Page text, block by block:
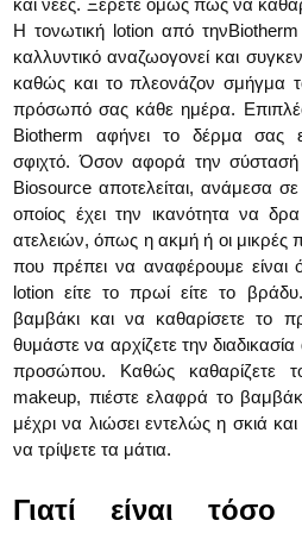
και νέες. Ξέρετε όμως πώς να
Η τονωτική lotion από
καλλυντικό αναζωογονεί και
καθώς και το πλεονάζον σμήγμα
πρόσωπό σας κάθε ημέρα.
Biotherm αφήνει το δέρμα σας
σφιχτό. Όσον αφορά την σύστασή
Biosource αποτελείται, ανάμεσα
οποίος έχει την ικανότητα να
ατελειών, όπως η ακμή ή οι
που πρέπει να αναφέρουμε είναι
lotion είτε το πρωί είτε το
βαμβάκι και να καθαρίσετε το
θυμάστε να αρχίζετε την
προσώπου. Καθώς
makeup, πιέστε ελαφρά το
μέχρι να λιώσει εντελώς η σκιά
να τρίψετε τα μάτια.
Γιατί είναι